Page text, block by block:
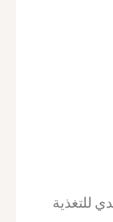
للتغذية